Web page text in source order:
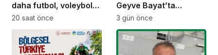
daha futbol, voleybol
ve basketbol sahasına
kavuşuyor
20 saat önce
Geyve Bayat’ta
hemşehrileriyle
buluştu: “Gençlik ve
spor yatırımlarını
hayata geçirmeye
3 gün önce